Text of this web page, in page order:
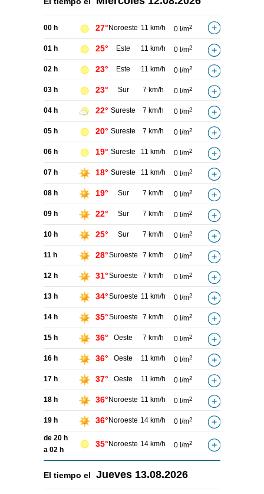
00 h 27° Noroeste 11 km/h 0 l/m2
01 h 25° Este 11 km/h 0 l/m2
02 h 23° Este 11 km/h 0 l/m2
03 h 23° Sur 7 km/h 0 l/m2
04 h 22° Sureste 7 km/h 0 l/m2
05 h 20° Sureste 7 km/h 0 l/m2
06 h 19° Sureste 11 km/h 0 l/m2
07 h 18° Sureste 11 km/h 0 l/m2
08 h 19° Sur 7 km/h 0 l/m2
09 h 22° Sur 7 km/h 0 l/m2
10 h 25° Sur 7 km/h 0 l/m2
11 h 28°Suroeste 7 km/h 0 l/m2
12 h 31°Suroeste 7 km/h 0 l/m2
13 h 34°Suroeste 11 km/h 0 l/m2
14 h 35°Suroeste 7 km/h 0 l/m2
15 h 36° Oeste 7 km/h 0 l/m2
16 h 36° Oeste 11 km/h 0 l/m2
17 h 37° Oeste 11 km/h 0 l/m2
18 h 36° Noroeste 11 km/h 0 l/m2
19 h 36° Noroeste 14 km/h 0 l/m2
de 20 h
a 02 h
35° Noroeste 14 km/h 0 l/m2
El tiempo el Jueves 13.08.2026